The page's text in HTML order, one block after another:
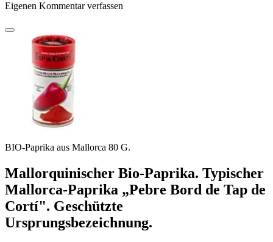
Eigenen Kommentar verfassen
BIO-Paprika aus Mallorca 80 G.
Mallorquinischer Bio-Paprika. Typischer
Mallorca-Paprika „Pebre Bord de Tap de
Cortí". Geschützte
Ursprungsbezeichnung.